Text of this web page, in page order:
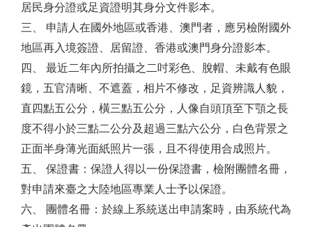
居民身分證或足資證明其身分文件影本。
三、 申請人在國外地區或香港、澳門者，應另檢附國外
地區再入境簽證、居留證、香港或澳門身分證影本。
四、 最近二年內所拍攝之二吋彩色、脫帽、未戴有色眼
鏡，五官清晰、不遮蓋，相片不修改，足資辨識人貌，
直四點五公分，橫三點五公分，人像自頭頂至下顎之長
度不得小於三點二公分及超過三點六公分，白色背景之
正面半身薄光面紙照片一張，且不得使用合成照片。
五、 保證書：保證人得以一份保證書，檢附團體名冊，
對申請來臺之大陸地區專業人士予以保證。
六、 團體名冊：於線上系統送出申請案時，由系統代為